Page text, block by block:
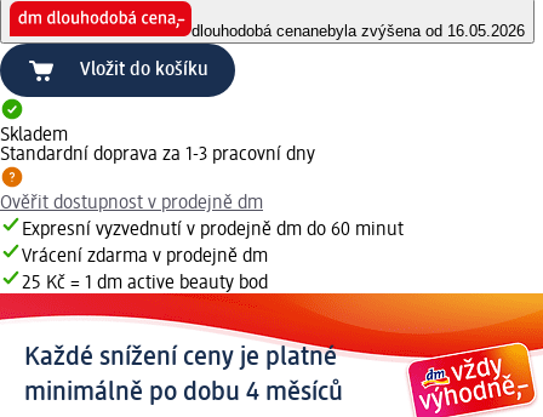
dlouhodobá cenanebyla zvýšena od 16.05.2026
Vložit do košíku
Skladem
Standardní doprava za 1-3 pracovní dny
Ověřit dostupnost v prodejně dm
Expresní vyzvednutí v prodejně dm do 60 minut
Vrácení zdarma v prodejně dm
25 Kč = 1 dm active beauty bod
Každé snížení ceny je platné
minimálně po dobu 4 měsíců